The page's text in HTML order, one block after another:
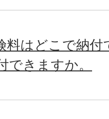
料はどこで納
できますか。